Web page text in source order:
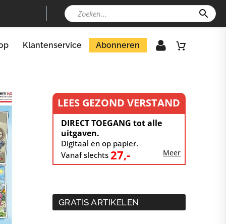
Klantenservice Abonneren
LEES GEZOND VERSTAND
DIRECT TOEGANG tot alle
uitgaven.
Digitaal en op papier.
Vanaf slechts 27,- Meer
GRATIS ARTIKELEN